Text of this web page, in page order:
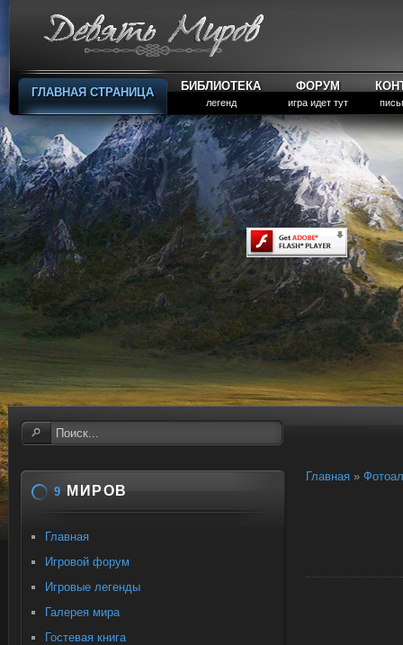
ГЛАВНАЯ СТРАНИЦА БИБЛИОТЕКА
легенд
ФОРУМ
игра идет тут
Главная »
9 МИРОВ
Главная
Игровой форум
Игровые легенды
Галерея мира
Гостевая книга